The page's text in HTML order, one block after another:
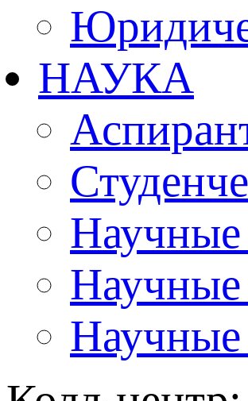
НАУКА
Научные